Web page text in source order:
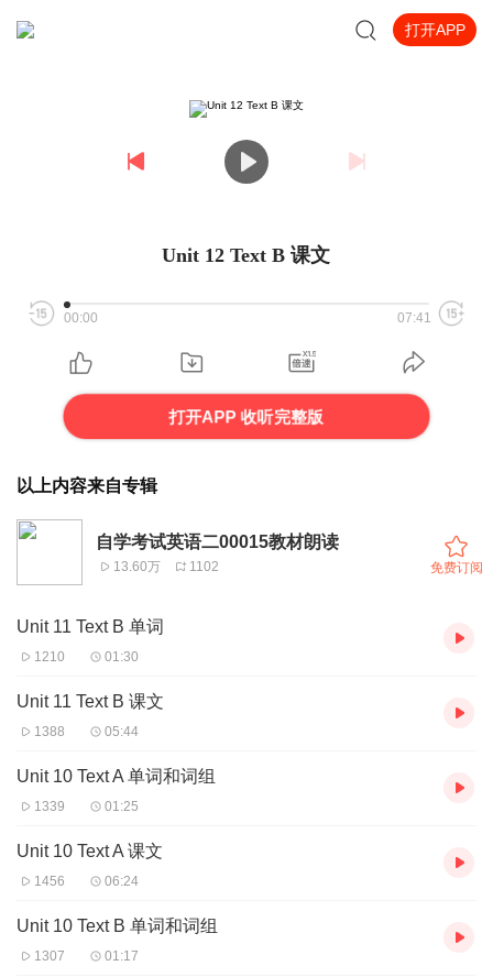
打开APP
Unit 12 Text B 课文
00:00 07:41
打开APP 收听完整版
以上内容来自专辑
自学考试英语二00015教材朗读
13.60万 1102 免费订阅
Unit 11 Text B 单词
1210 01:30
Unit 11 Text B 课文
1388 05:44
Unit 10 Text A 单词和词组
1339 01:25
Unit 10 Text A 课文
1456 06:24
Unit 10 Text B 单词和词组
1307 01:17